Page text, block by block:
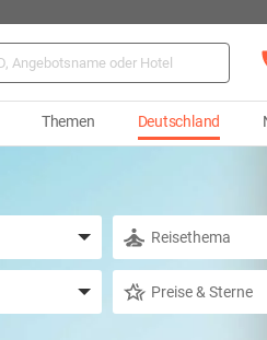
Themen Deutschland